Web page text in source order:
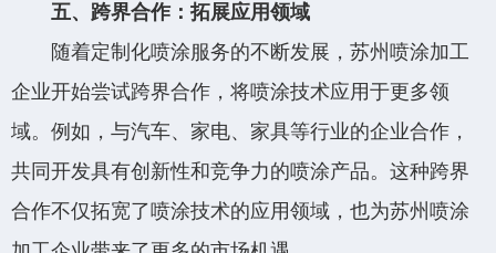
五、跨界合作：拓展应用领域
随着定制化喷涂服务的不断发展，苏州喷涂加工
企业开始尝试跨界合作，将喷涂技术应用于更多领
域。例如，与汽车、家电、家具等行业的企业合作，
共同开发具有创新性和竞争力的喷涂产品。这种跨界
合作不仅拓宽了喷涂技术的应用领域，也为苏州喷涂